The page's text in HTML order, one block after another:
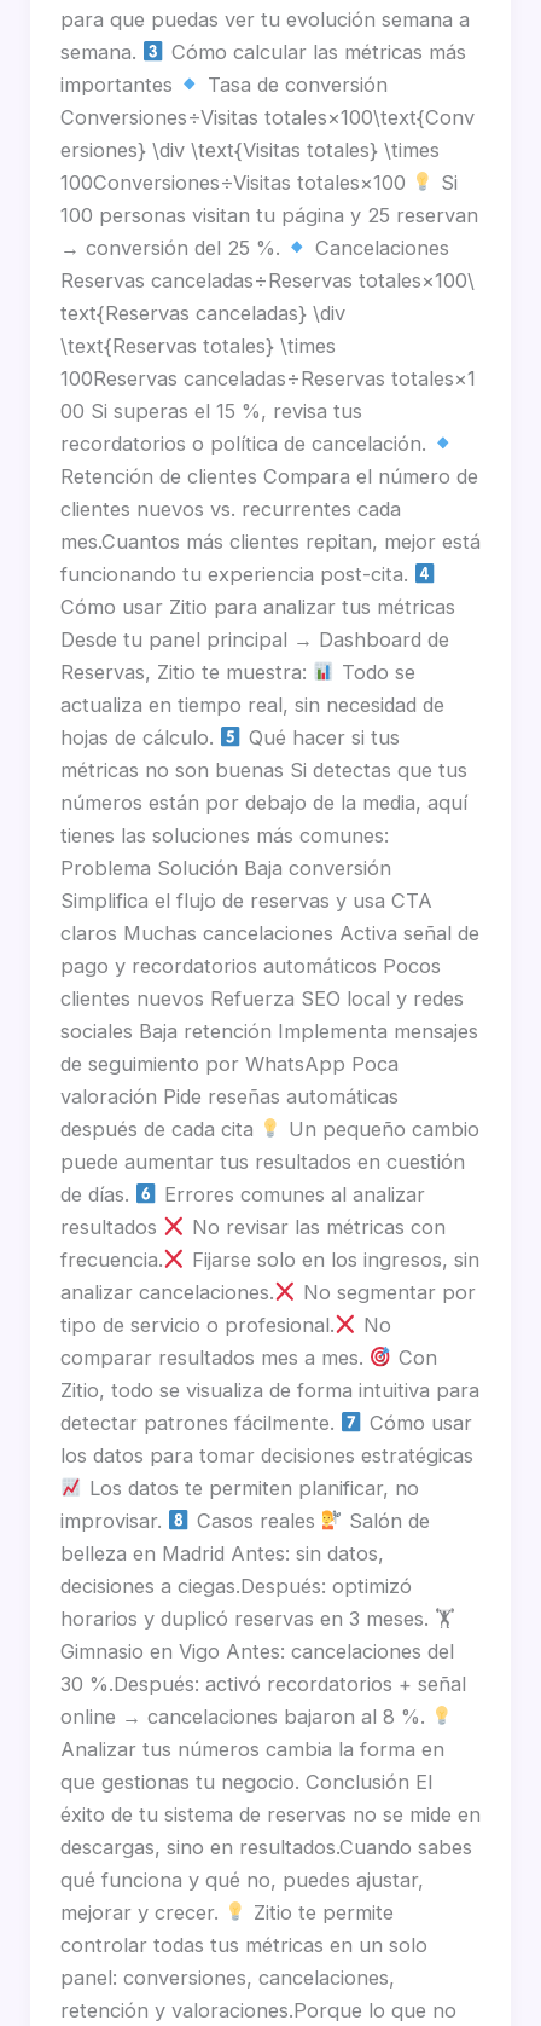
para que puedas ver tu evolución semana a
semana.
Cómo calcular las métricas más
importantes
Tasa de conversión
Conversiones÷Visitas totales×100\text{Conv
ersiones} \div \text{Visitas totales} \times
100Conversiones÷Visitas totales×100
Si
100 personas visitan tu página y 25 reservan
→ conversión del 25 %.
Cancelaciones
Reservas canceladas÷Reservas totales×100\
text{Reservas canceladas} \div
\text{Reservas totales} \times
100Reservas canceladas÷Reservas totales×1
00 Si superas el 15 %, revisa tus
recordatorios o política de cancelación.
Retención de clientes Compara el número de
clientes nuevos vs. recurrentes cada
mes.Cuantos más clientes repitan, mejor está
funcionando tu experiencia post-cita.
Cómo usar Zitio para analizar tus métricas
Desde tu panel principal → Dashboard de
Reservas, Zitio te muestra:
Todo se
actualiza en tiempo real, sin necesidad de
hojas de cálculo.
Qué hacer si tus
métricas no son buenas Si detectas que tus
números están por debajo de la media, aquí
tienes las soluciones más comunes:
Problema Solución Baja conversión
Simplifica el flujo de reservas y usa CTA
claros Muchas cancelaciones Activa señal de
pago y recordatorios automáticos Pocos
clientes nuevos Refuerza SEO local y redes
sociales Baja retención Implementa mensajes
de seguimiento por WhatsApp Poca
valoración Pide reseñas automáticas
después de cada cita
Un pequeño cambio
puede aumentar tus resultados en cuestión
de días.
Errores comunes al analizar
resultados
No revisar las métricas con
frecuencia.
Fijarse solo en los ingresos, sin
analizar cancelaciones.
No segmentar por
tipo de servicio o profesional.
No
comparar resultados mes a mes.
Con
Zitio, todo se visualiza de forma intuitiva para
detectar patrones fácilmente.
Cómo usar
los datos para tomar decisiones estratégicas
Los datos te permiten planificar, no
improvisar.
Casos reales
Salón de
belleza en Madrid Antes: sin datos,
decisiones a ciegas.Después: optimizó
horarios y duplicó reservas en 3 meses. 🏋
Gimnasio en Vigo Antes: cancelaciones del
30 %.Después: activó recordatorios + señal
online → cancelaciones bajaron al 8 %.
Analizar tus números cambia la forma en
que gestionas tu negocio. Conclusión El
éxito de tu sistema de reservas no se mide en
descargas, sino en resultados.Cuando sabes
qué funciona y qué no, puedes ajustar,
mejorar y crecer.
Zitio te permite
controlar todas tus métricas en un solo
panel: conversiones, cancelaciones,
retención y valoraciones.Porque lo que no